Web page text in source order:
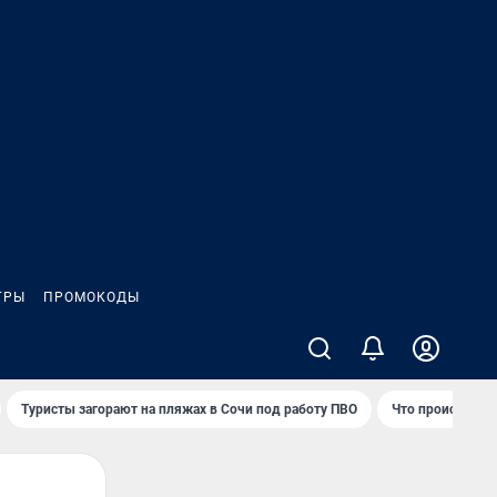
ПРОМОКОДЫ
Туристы загорают на пляжах в Сочи под работу ПВО Что происходит